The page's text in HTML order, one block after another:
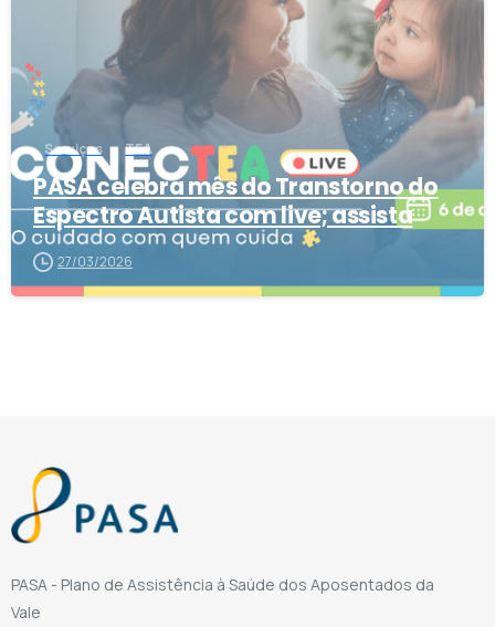
Serviços TEA
PASA celebra mês do Transtorno do
Espectro Autista com live; assista
27/03/2026
PASA - Plano de Assistência à Saúde dos Aposentados da
Vale